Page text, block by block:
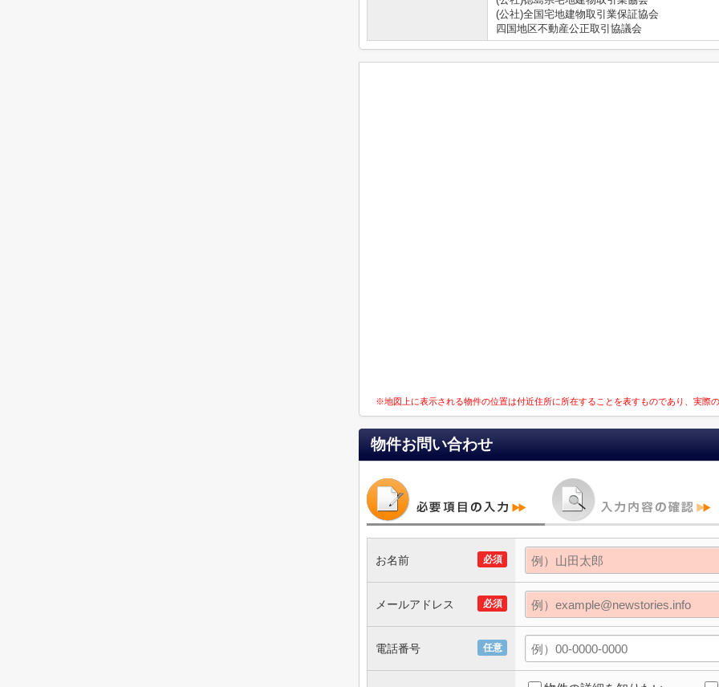
(公社)全国宅地建物取引業保証協会
四国地区不動産公正取引協議会
※地図上に表示される物件の位置は付近住所に所在することを表すものであり、実際
物件お問い合わせ
必須
お名前
必須
メールアドレス
任意
電話番号